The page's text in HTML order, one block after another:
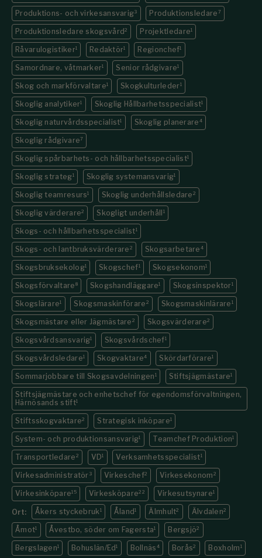
Produktions- och virkesansvarig3 Produktionsledare 7
Produktionsledare skogsvård2 Projektledare1
Råvarulogistiker1 Redaktör1 Regionchef1
Samordnare, våtmarker1 Senior rådgivare1
Skog och markförvaltare1 Skogkulturleder1
Skoglig analytiker1 Skoglig Hållbarhetsspecialist1
Skoglig naturvårdsspecialist1 Skoglig planerare 4
Skoglig rådgivare7
Skoglig spårbarhets- och hållbarhetsspecialist1
Skoglig strateg1 Skoglig systemansvarig1
Skoglig teamresurs1 Skoglig underhållsledare 2
Skoglig värderare2 Skogligt underhåll 1
Skogs- och hållbarhetsspecialist1
Skogs- och lantbruksvärderare 2 Skogsarbetare 4
Skogsbruksekolog1 Skogschef1 Skogsekonom1
Skogsförvaltare 8 Skogshandläggare1 Skogsinspektor1
Skogslärare1 Skogsmaskinförare 2 Skogsmaskinlärare 1
Skogsmästare eller Jägmästare 2 Skogsvärderare2
Skogsvårdsansvarig1 Skogsvårdschef1
Skogsvårdsledare1 Skogvaktare4 Skördarförare1
Sommarjobbare till Skogsavdelningen 1 Stiftsjägmästare1
Stiftsjägmästare och enhetschef för egendomsförvaltningen,
Härnösands stift1
Stiftsskogvaktare2 Strategisk inköpare1
System- och produktionsansvarig1 Teamchef Produktion1
Transportledare 2 VD1 Verksamhetsspecialist1
Virkesadministratör 3 Virkeschef2 Virkesekonom 2
Virkesinköpare15 Virkesköpare22 Virkesutsynare1
Ort: Åkers styckebruk1 Åland1 Älmhult2 Älvdalen2
Åmot1 Åvestbo, söder om Fagersta1 Bergsjö2
Bergslagen1 Bohuslän/Ed1 Bollnäs 4 Borås2 Boxholm 1